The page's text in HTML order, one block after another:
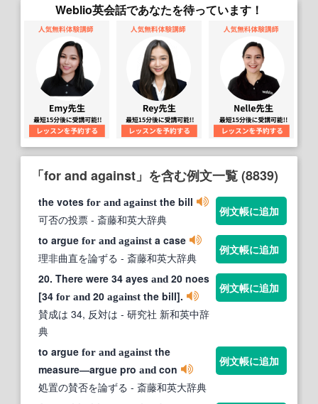
Weblio英会話であなたを待っています！
「for and against」を含む例文一覧 (8839)
the votes for and against the bill
可否の投票 - 斎藤和英大辞典
例文帳に追加
to argue for and against a case
理非曲直を論ずる - 斎藤和英大辞典
例文帳に追加
20. There were 34 ayes and 20 noes
[34 for and 20 against the bill].
賛成は 34, 反対は - 研究社 新和英中辞
典
例文帳に追加
to argue for and against the
measure―argue pro and con
処置の賛否を論ずる - 斎藤和英大辞典
例文帳に追加